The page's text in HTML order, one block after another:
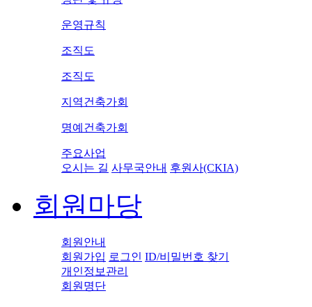
운영규칙
조직도
조직도
지역건축가회
명예건축가회
주요사업
오시는 길 사무국안내 후원사(CKIA)
회원마당
회원안내
회원가입 로그인 ID/비밀번호 찾기
개인정보관리
회원명단